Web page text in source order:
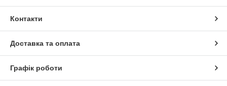
Контакти
Доставка та оплата
Графік роботи